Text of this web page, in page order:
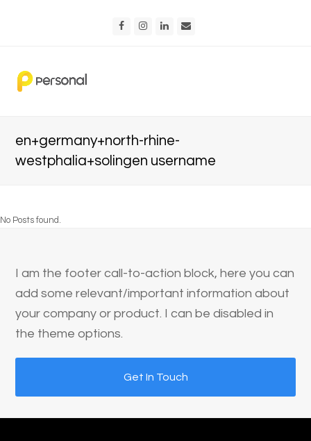
FacebookInstagram
LinkedIn
en+germany+north-rhine-
westphalia+solingen username
No Posts found.
I am the footer call-to-action block, here you can
add some relevant/important information about
your company or product. I can be disabled in
the theme options.
Get In Touch